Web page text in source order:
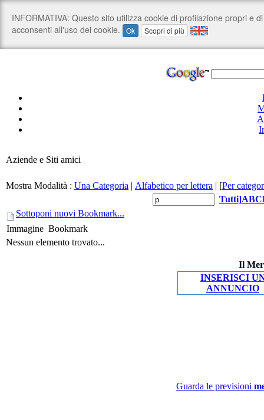
Aziende e Siti amici
Mostra Modalità : Una Categoria | Alfabetico per lettera | [Per
Tutti]ABC
Sottoponi nuovi Bookmark...
Immagine Bookmark
Nessun elemento trovato...
Il
INSERISCI
ANNUNCIO
Guarda le previsioni